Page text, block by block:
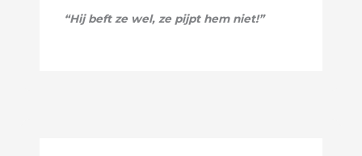
“Hij beft ze wel, ze pijpt hem niet!”